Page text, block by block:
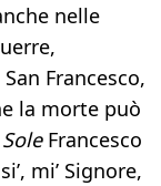
nelle
Francesco,
la morte può
Francesco
mi’ Signore,